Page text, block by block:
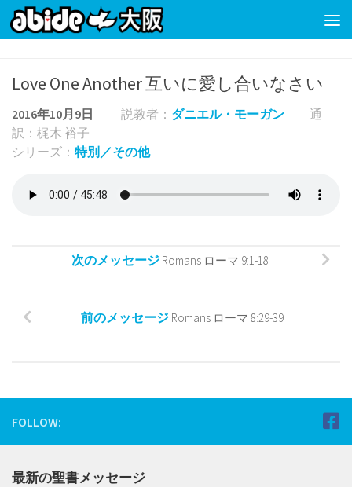
コンテンツの下
Love One Another 互いに愛し合いなさい
2016年10月9日 説教者： ダニエル・モーガン
通
訳：梶木 裕子
シリーズ： 特別／その他
次のメッセージ Romans ローマ 9:1-18
前のメッセージ Romans ローマ 8:29-39
FOLLOW:
最新の聖書メッセージ